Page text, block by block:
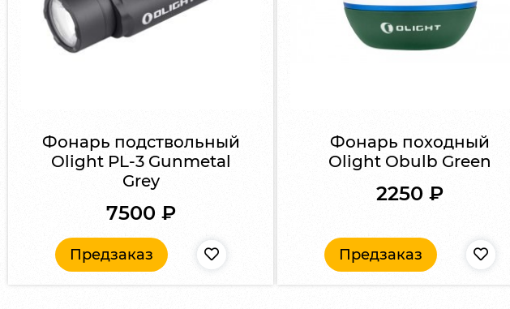
Фонарь подствольный
Olight PL-3 Gunmetal
Grey
7500 ₽
Предзаказ
Фонарь походный
Olight Obulb Green
2250₽
Предзаказ